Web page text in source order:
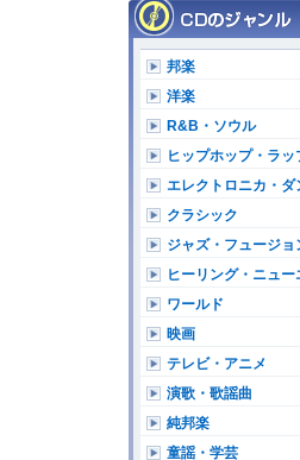
邦楽
洋楽
R&B・ソウル
ヒップホップ・ラッ
エレクトロニカ・ダ
クラシック
ジャズ・フュージョ
ヒーリング・ニュー
ワールド
映画
テレビ・アニメ
演歌・歌謡曲
純邦楽
童謡・学芸